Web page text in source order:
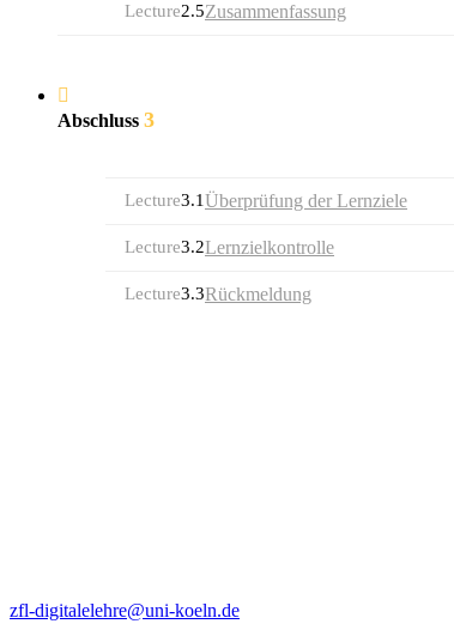
Lecture2.5Zusammenfassung
Abschluss 3
Lecture3.1Überprüfung der Lernziele
Lecture3.2Lernzielkontrolle
Lecture3.3Rückmeldung
zfl-digitalelehre@uni-koeln.de